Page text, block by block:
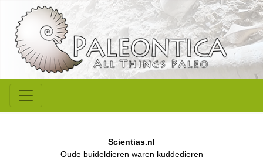
Scientias.nl
Oude buideldieren waren kuddedieren